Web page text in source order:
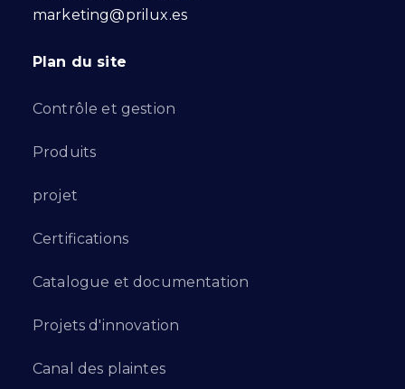
marketing@prilux.es
Plan du site
Contrôle et gestion
Produits
projet
Certifications
Catalogue et documentation
Projets d'innovation
Canal des plaintes